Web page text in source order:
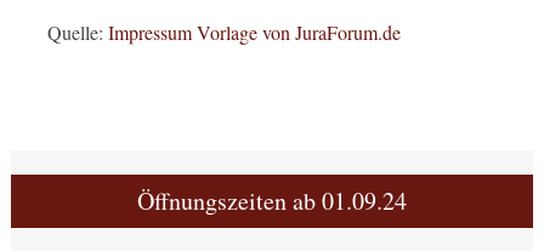
Quelle: Impressum Vorlage von JuraForum.de
Öffnungszeiten ab 01.09.24